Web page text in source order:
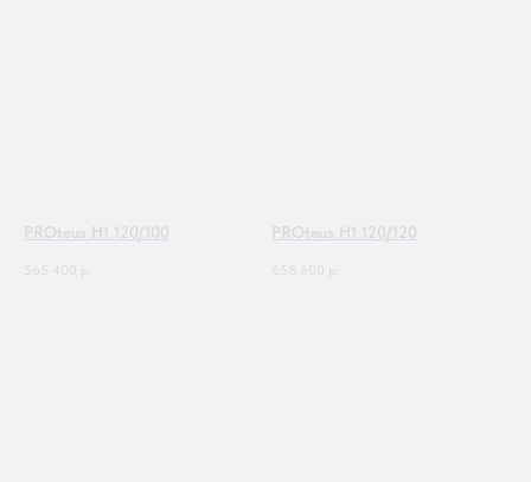
PROteus H1 120/100
565 400 р.
PROteus H1 120/120
658 600 р.